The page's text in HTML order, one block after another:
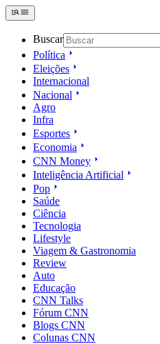
Buscar
Política
Eleições
Internacional
Nacional
Agro
Infra
Esportes
Economia
CNN Money
Inteligência Artificial
Pop
Saúde
Ciência
Tecnologia
Lifestyle
Viagem & Gastronomia
Review
Auto
Educação
CNN Talks
Fórum CNN
Blogs CNN
Colunas CNN